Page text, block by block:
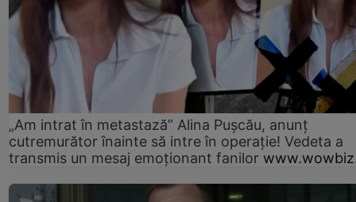
„Am intrat în metastază” Alina Pușcău, anunț
cutremurător înainte să intre în operație! Vedeta a
transmis un mesaj emoționant fanilor